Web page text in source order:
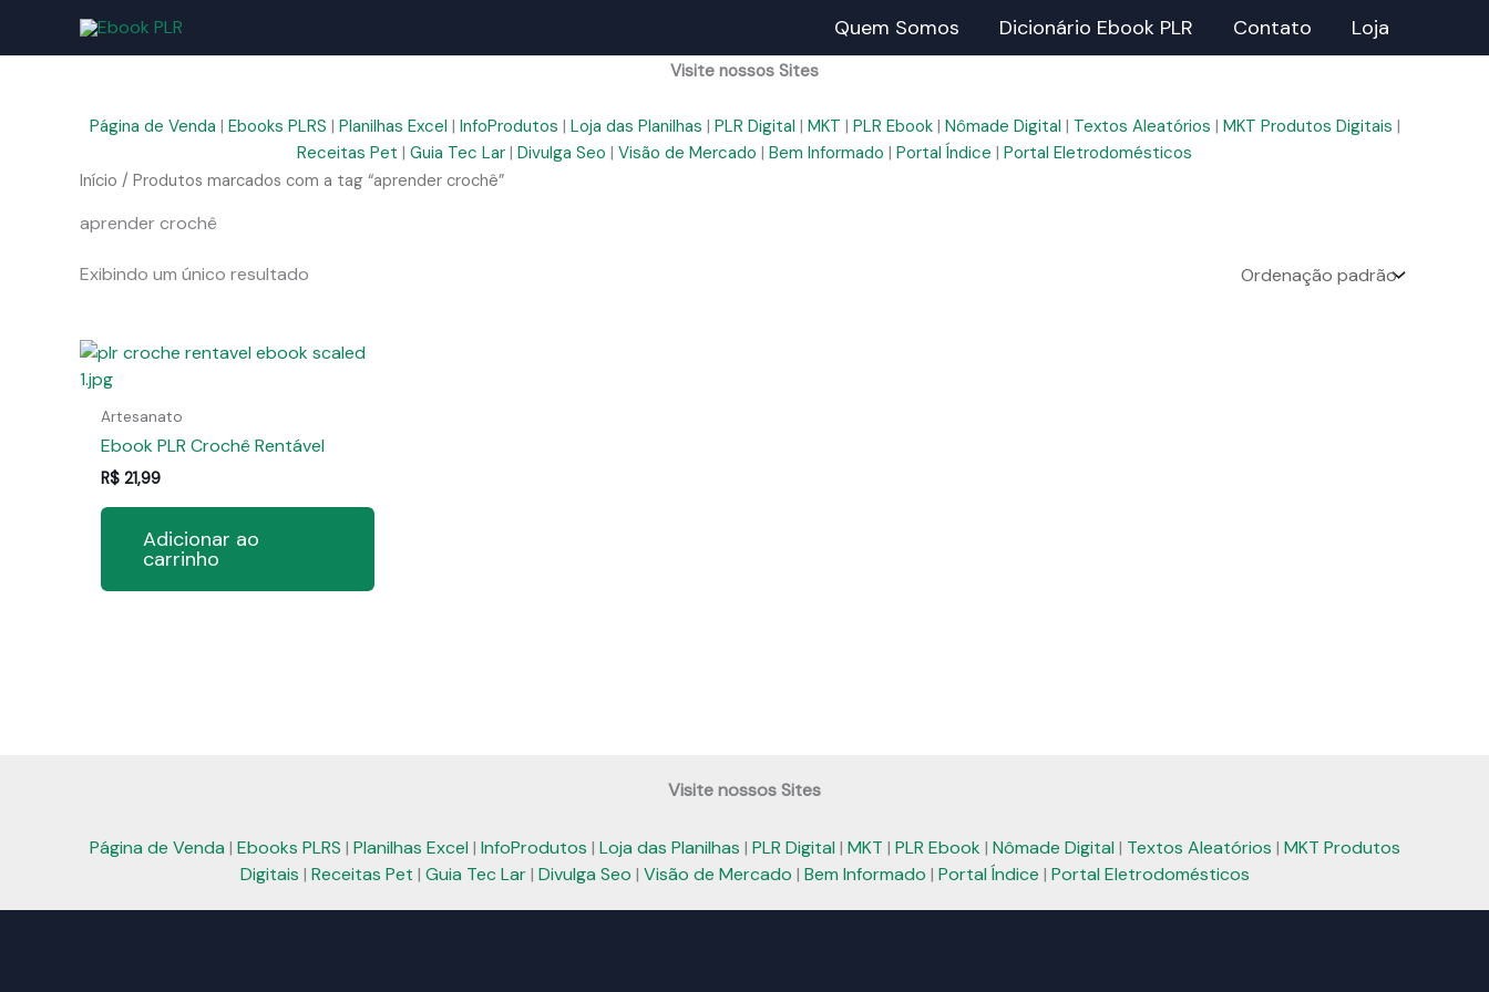
Quem Somos Dicionário Ebook PLR Contato Loja
Visite nossos Sites
Página de Venda | Ebooks PLRS | Planilhas Excel | InfoProdutos | Loja das Planilhas | PLR Digital | MKT | PLR Ebook| Nômade Digital | Textos Aleatórios | MKT Produtos Digitais |
Receitas Pet | Guia Tec Lar | Divulga Seo | Visão de Mercado | Bem Informado | Portal Índice | Portal Eletrodomésticos
Início / Produtos marcados com a tag “aprender crochê”
aprender crochê
Exibindo um único resultado
Artesanato
Ebook PLR Crochê Rentável
R$ 21,99
Adicionar ao
carrinho
Visite nossos Sites
Página de Venda | Ebooks PLRS | Planilhas Excel | InfoProdutos | Loja das Planilhas | PLR Digital | MKT | PLR Ebook | Nômade Digital | Textos Aleatórios | MKT Produtos
Digitais | Receitas Pet | Guia Tec Lar| Divulga Seo | Visão de Mercado | Bem Informado | Portal Índice | Portal Eletrodomésticos